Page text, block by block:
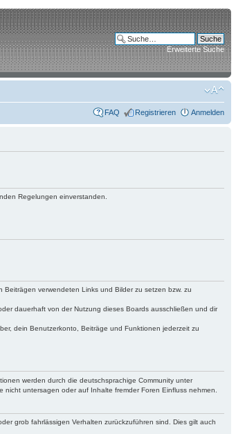
Erweiterte Suche
FAQ Registrieren Anmelden
Regelungen einverstanden.
verwendeten Links und Bilder zu setzen bzw. zu
dauerhaft von der Nutzung dieses Boards ausschließen und dir
dein Benutzerkonto, Beiträge und Funktionen jederzeit zu
werden durch die deutschsprachige Community unter
untersagen oder auf Inhalte fremder Foren Einfluss nehmen.
grob fahrlässigen Verhalten zurückzuführen sind. Dies gilt auch